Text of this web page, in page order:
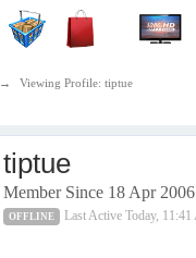
→ Viewing Profile: tiptue
tiptue
Member Since 18 Apr 2006
OFFLINE Last Active Today,